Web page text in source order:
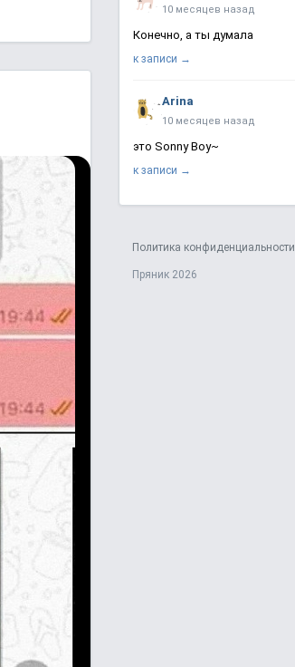
10 месяцев назад
Конечно, а ты думала
к записи →
Arina
10 месяцев назад
это Sonny Boy~
к записи →
Политика конфиденциальности
Пряник 2026